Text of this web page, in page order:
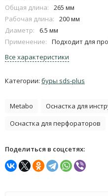
Общая длина:
265 мм
Рабочая длина:
200 мм
Диаметр:
6.5 мм
Применение:
Подходит для профессионального
Все характеристики
Категории: буры sds-plus
Metabo
Оснастка для
Оснастка для перфораторов
Поделиться в соцсетях: